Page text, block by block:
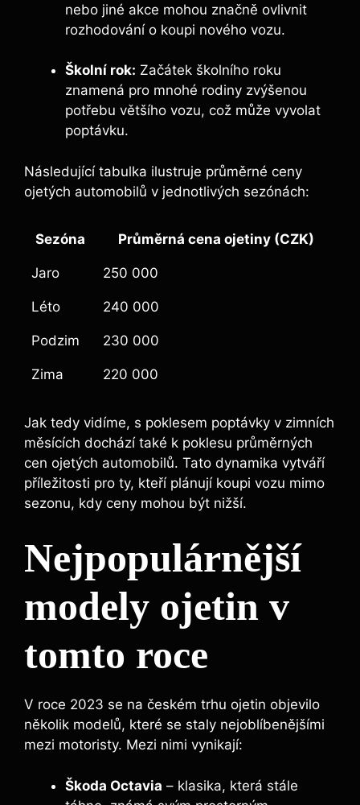
nebo jiné akce mohou značně ovlivnit
rozhodování o koupi nového vozu.
Školní rok: Začátek školního roku
znamená pro mnohé rodiny zvýšenou
potřebu většího vozu, což může vyvolat
poptávku.
Následující tabulka ilustruje průměrné ceny
ojetých automobilů v jednotlivých sezónách:
Sezóna Průměrná cena ojetiny (CZK)
Jaro 250 000
Léto 240 000
Podzim 230 000
Zima 220 000
Jak tedy vidíme, s poklesem poptávky v zimních
měsících dochází také k poklesu průměrných
cen ojetých automobilů. Tato dynamika vytváří
příležitosti pro ty, kteří plánují koupi vozu mimo
sezonu, kdy ceny mohou být nižší.
Nejpopulárnější
modely ojetin v
tomto roce
V roce 2023 se na českém trhu ojetin objevilo
několik modelů, které se staly nejoblíbenějšími
mezi motoristy. Mezi nimi vynikají:
Škoda Octavia – klasika, která stále